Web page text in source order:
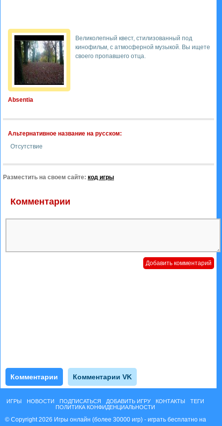
Absentia
Великолепный квест, стилизованный под
кинофильм, с атмосферной музыкой. Вы ищете
своего пропавшего отца.
Альтернативное название на русском:
Отсутствие
Разместить на своем сайте: код игры
Комментарии
Комментарии Комментарии VK
ИГРЫ НОВОСТИ ПОДПИСАТЬСЯ ДОБАВИТЬ ИГРУ КОНТАКТЫ
ТЕГИ
ПОЛИТИКА КОНФИДЕНЦИАЛЬНОСТИ
© Copyright 2026 Игры онлайн (более 30000 игр) - играть бесплатно на